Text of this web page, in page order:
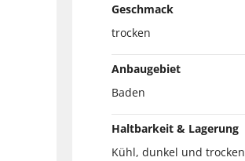
Geschmack
trocken
Anbaugebiet
Baden
Haltbarkeit & Lagerung
Kühl, dunkel und